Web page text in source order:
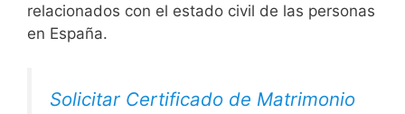
relacionados con el estado civil de las personas
en España.
Solicitar Certificado de Matrimonio